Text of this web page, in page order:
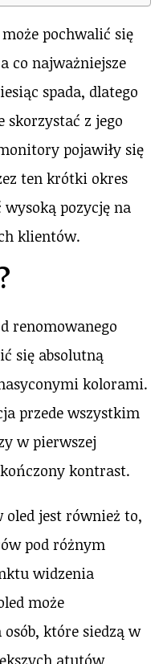
pochwalić się
co najważniejsze
spada, dlatego
skorzystać z jego
pojawiły się
ten krótki okres
wysoką pozycję na
klientów.
renomowanego
się absolutną
kolorami.
przede wszystkim
w pierwszej
kontrast.
jest również to,
pod różnym
widzenia
może
które siedzą w
atutów